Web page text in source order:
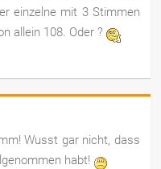
einzelne mit 3 Stimmen
allein 108. Oder ?
Wusst gar nicht, dass
habt!